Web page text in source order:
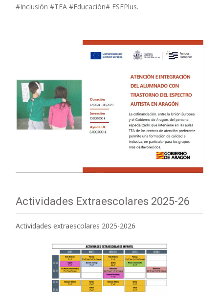
#Inclusión #TEA #Educación# FSEPlus.
Actividades Extraescolares 2025-26
Actividades extraescolares 2025-2026